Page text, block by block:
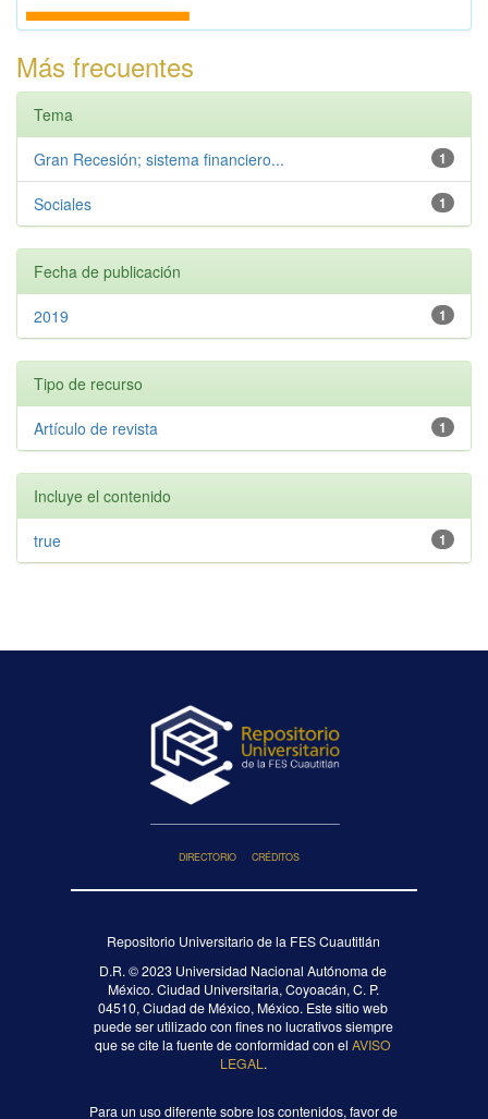
Más frecuentes
Tema
1
Gran Recesión; sistema financiero...
1
Sociales
Fecha de publicación
1
2019
Tipo de recurso
1
Artículo de revista
Incluye el contenido
1
true
DIRECTORIO CRÉDITOS
Repositorio Universitario de la FES Cuautitlán
D.R. ©2023 Universidad Nacional Autónoma de
México. Ciudad Universitaria, Coyoacán, C. P.
04510, Ciudad de México, México. Este sitio web
puede ser utilizado con fines no lucrativos siempre
que se cite la fuente de conformidad con elAVISO
LEGAL .
Para un uso diferente sobre los contenidos, favor de